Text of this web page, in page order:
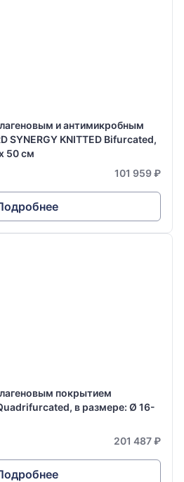
и антимикробным
SYNERGY KNITTED Bifurcated,
50 см
101 959 ₽
покрытием
в размере: Ø 16-
201 487 ₽